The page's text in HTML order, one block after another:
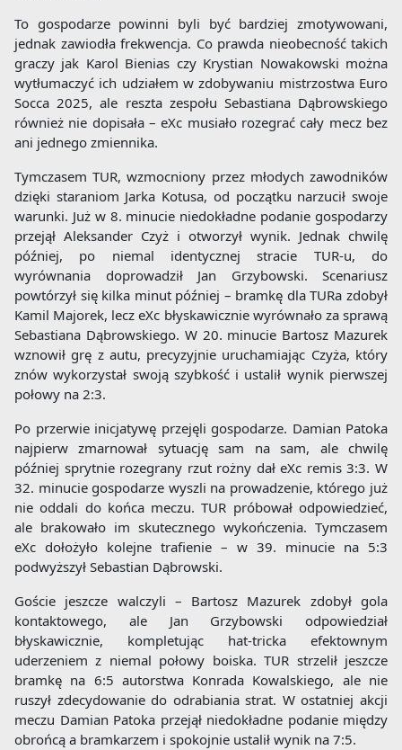
To gospodarze powinni byli być bardziej zmotywowani,
jednak zawiodła frekwencja. Co prawda nieobecność takich
graczy jak Karol Bienias czy Krystian Nowakowski można
wytłumaczyć ich udziałem w zdobywaniu mistrzostwa Euro
Socca 2025, ale reszta zespołu Sebastiana Dąbrowskiego
również nie dopisała – eXc musiało rozegrać cały mecz bez
ani jednego zmiennika.
Tymczasem TUR, wzmocniony przez młodych zawodników
dzięki staraniom Jarka Kotusa, od początku narzucił swoje
warunki. Już w 8. minucie niedokładne podanie gospodarzy
przejął Aleksander Czyż i otworzył wynik. Jednak chwilę
później, po niemal identycznej stracie TUR-u, do
wyrównania doprowadził Jan Grzybowski. Scenariusz
powtórzył się kilka minut później – bramkę dla TURa zdobył
Kamil Majorek, lecz eXc błyskawicznie wyrównało za sprawą
Sebastiana Dąbrowskiego. W 20. minucie Bartosz Mazurek
wznowił grę z autu, precyzyjnie uruchamiając Czyża, który
znów wykorzystał swoją szybkość i ustalił wynik pierwszej
połowy na 2:3.
Po przerwie inicjatywę przejęli gospodarze. Damian Patoka
najpierw zmarnował sytuację sam na sam, ale chwilę
później sprytnie rozegrany rzut rożny dał eXc remis 3:3. W
32. minucie gospodarze wyszli na prowadzenie, którego już
nie oddali do końca meczu. TUR próbował odpowiedzieć,
ale brakowało im skutecznego wykończenia. Tymczasem
eXc dołożyło kolejne trafienie – w 39. minucie na 5:3
podwyższył Sebastian Dąbrowski.
Goście jeszcze walczyli – Bartosz Mazurek zdobył gola
kontaktowego, ale Jan Grzybowski odpowiedział
błyskawicznie, kompletując hat-tricka efektownym
uderzeniem z niemal połowy boiska. TUR strzelił jeszcze
bramkę na 6:5 autorstwa Konrada Kowalskiego, ale nie
ruszył zdecydowanie do odrabiania strat. W ostatniej akcji
meczu Damian Patoka przejął niedokładne podanie między
obrońcą a bramkarzem i spokojnie ustalił wynik na 7:5.